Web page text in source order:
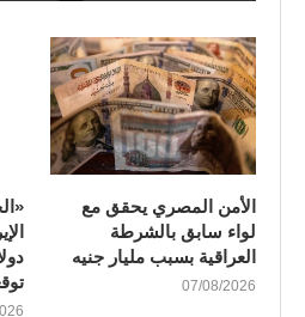
الأمن المصري يحقق مع
لواء سابق بالشرطة
العراقية بسبب مليار جنيه
07/08/2026